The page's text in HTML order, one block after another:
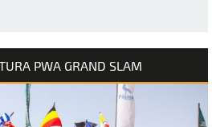
PWA GRAND SLAM